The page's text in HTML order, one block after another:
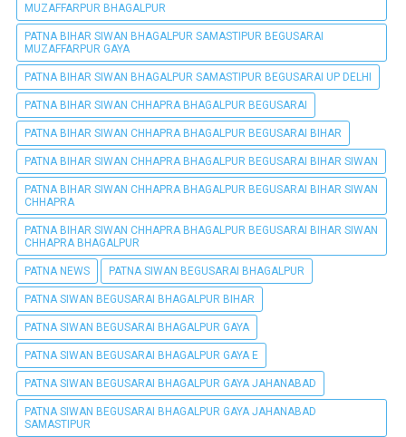
MUZAFFARPUR BHAGALPUR
PATNA BIHAR SIWAN BHAGALPUR SAMASTIPUR BEGUSARAI
MUZAFFARPUR GAYA
PATNA BIHAR SIWAN BHAGALPUR SAMASTIPUR BEGUSARAI UP DELHI
PATNA BIHAR SIWAN CHHAPRA BHAGALPUR BEGUSARAI
PATNA BIHAR SIWAN CHHAPRA BHAGALPUR BEGUSARAI BIHAR
PATNA BIHAR SIWAN CHHAPRA BHAGALPUR BEGUSARAI BIHAR SIWAN
PATNA BIHAR SIWAN CHHAPRA BHAGALPUR BEGUSARAI BIHAR SIWAN
CHHAPRA
PATNA BIHAR SIWAN CHHAPRA BHAGALPUR BEGUSARAI BIHAR SIWAN
CHHAPRA BHAGALPUR
PATNA NEWS PATNA SIWAN BEGUSARAI BHAGALPUR
PATNA SIWAN BEGUSARAI BHAGALPUR BIHAR
PATNA SIWAN BEGUSARAI BHAGALPUR GAYA
PATNA SIWAN BEGUSARAI BHAGALPUR GAYA E
PATNA SIWAN BEGUSARAI BHAGALPUR GAYA JAHANABAD
PATNA SIWAN BEGUSARAI BHAGALPUR GAYA JAHANABAD
SAMASTIPUR